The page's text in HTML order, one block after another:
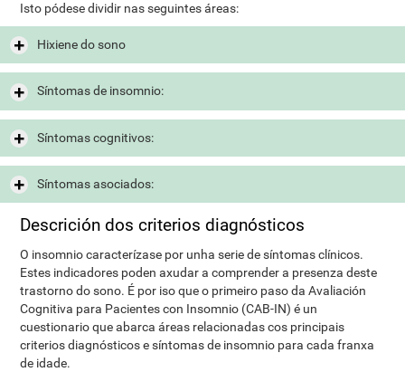
Isto pódese dividir nas seguintes áreas:
Hixiene do sono
Síntomas de insomnio:
Síntomas cognitivos:
Síntomas asociados:
Descrición dos criterios diagnósticos
O insomnio caracterízase por unha serie de síntomas clínicos.
Estes indicadores poden axudar a comprender a presenza deste
trastorno do sono. É por iso que o primeiro paso da Avaliación
Cognitiva para Pacientes con Insomnio (CAB-IN) é un
cuestionario que abarca áreas relacionadas cos principais
criterios diagnósticos e síntomas de insomnio para cada franxa
de idade.